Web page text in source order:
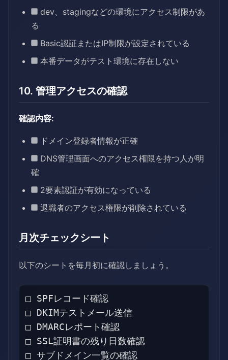
dev、stagingなどの環境にアクセス制限があ
る
Basic認証またはIP制限が設定されている
本番データがテスト環境に存在しない
10. 管理アクセスの確認
確認内容:
ドメイン登録者情報が正確
DNS管理画面へのアクセス権限を持つ人が明
確
2要素認証が有効になっている
退職者のアクセス権限が削除されている
月次チェックシート
以下のシートを毎月初に確認しましょう。
□ SPFレコード確認
□ DKIMテストメール送信
□ DMARCレポート確認
□ SSL証明書の残り日数確認
□ サブドメイン一覧の確認